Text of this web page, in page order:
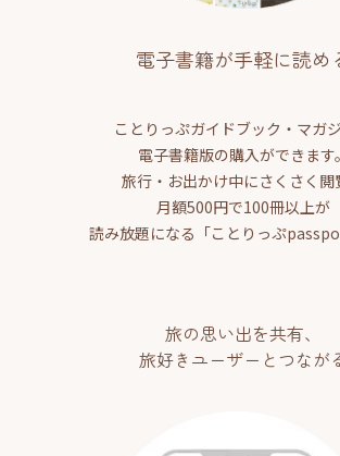
電子書籍が手軽に読め
ことりっぷガイドブック・マガ
電子書籍版の購入ができます。
旅行・お出かけ中にさくさく
月額500円で100冊以上が
読み放題になる「ことりっぷ
旅の思い出を共有、
旅好きユーザーとつなが